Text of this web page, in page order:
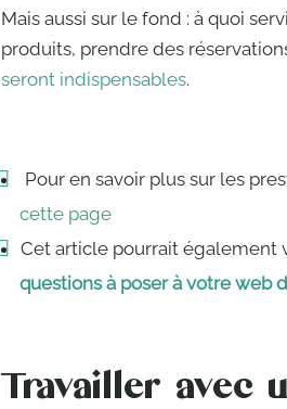
Mais aussi sur le fond : à quoi
produits, prendre des
seront indispensables.
Pour en savoir plus sur les
cette page
Cet article pourrait également
questions à poser à votre web
Travailler avec